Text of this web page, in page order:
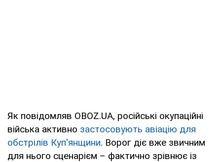
Як повідомляв OBOZ.UA, російські окупаційні
війська активно застосовують авіацію для
обстрілів Куп'янщини. Ворог діє вже звичним
для нього сценарієм – фактично зрівнює із